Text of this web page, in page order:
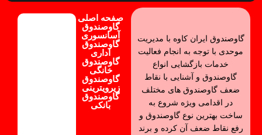
گاوصندوق ایران کاوه با مدیریت
موحدی با توجه به انجام فعالیت
خدمات بازگشایی انواع
گاوصندوق و آشنایی با نقاط
ضعف گاوصندوق های مختلف
در اقدامی ویژه شروع به
ساخت بهترین نوع گاوصندوق و
رفع نقاط ضعف آن کرده و برند
صفحه اصلی
گاوصندوق
آسانسوری
گاوصندوق
اداری
گاوصندوق
خانگی
گاوصندوق
زیرویترینی
گاوصندوق
بانکی